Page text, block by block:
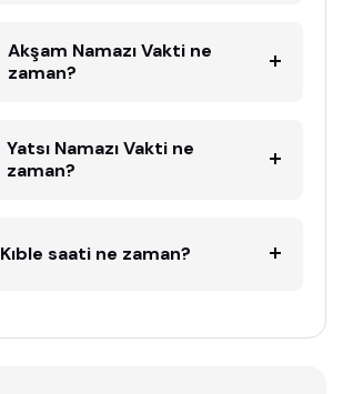
Akşam Namazı Vakti ne
zaman?
Yatsı Namazı Vakti ne
zaman?
Kıble saati ne zaman?